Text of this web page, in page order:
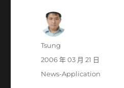
作
Tsung
發
2006 年 03 月 21 日
分
News-Application